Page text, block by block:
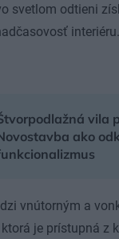
svetlom odtieni
interiéru.
vila
ako
vnútorným a
je prístupná z